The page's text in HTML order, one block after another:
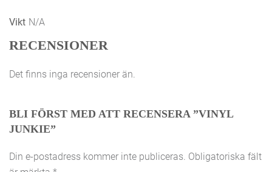
Vikt N/A
RECENSIONER
Det finns inga recensioner än.
BLI FÖRST MED ATT RECENSERA ”VINYL
JUNKIE”
Din e-postadress kommer inte publiceras. Obligatoriska fält